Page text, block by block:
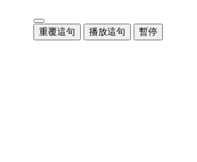
重覆這句 播放這句 暫停